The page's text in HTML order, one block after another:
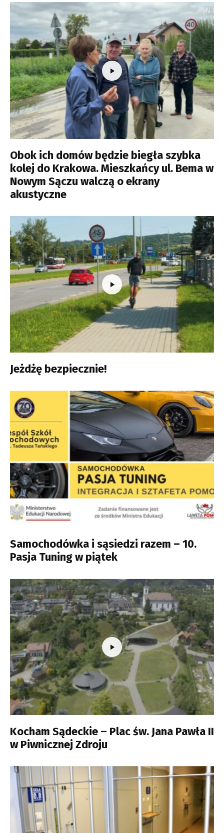
Obok ich domów będzie biegła szybka
kolej do Krakowa. Mieszkańcy ul. Bema w
Nowym Sączu walczą o ekrany
akustyczne
Jeżdżę bezpiecznie!
Samochodówka i sąsiedzi razem – 10.
Pasja Tuning w piątek
Kocham Sądeckie – Plac św. Jana Pawła II
w Piwnicznej Zdroju